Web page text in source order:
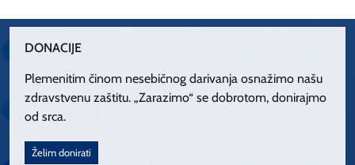
DONACIJE
Plemenitim činom nesebičnog darivanja osnažimo našu
zdravstvenu zaštitu. „Zarazimo“ se dobrotom, donirajmo
od srca.
Želim donirati